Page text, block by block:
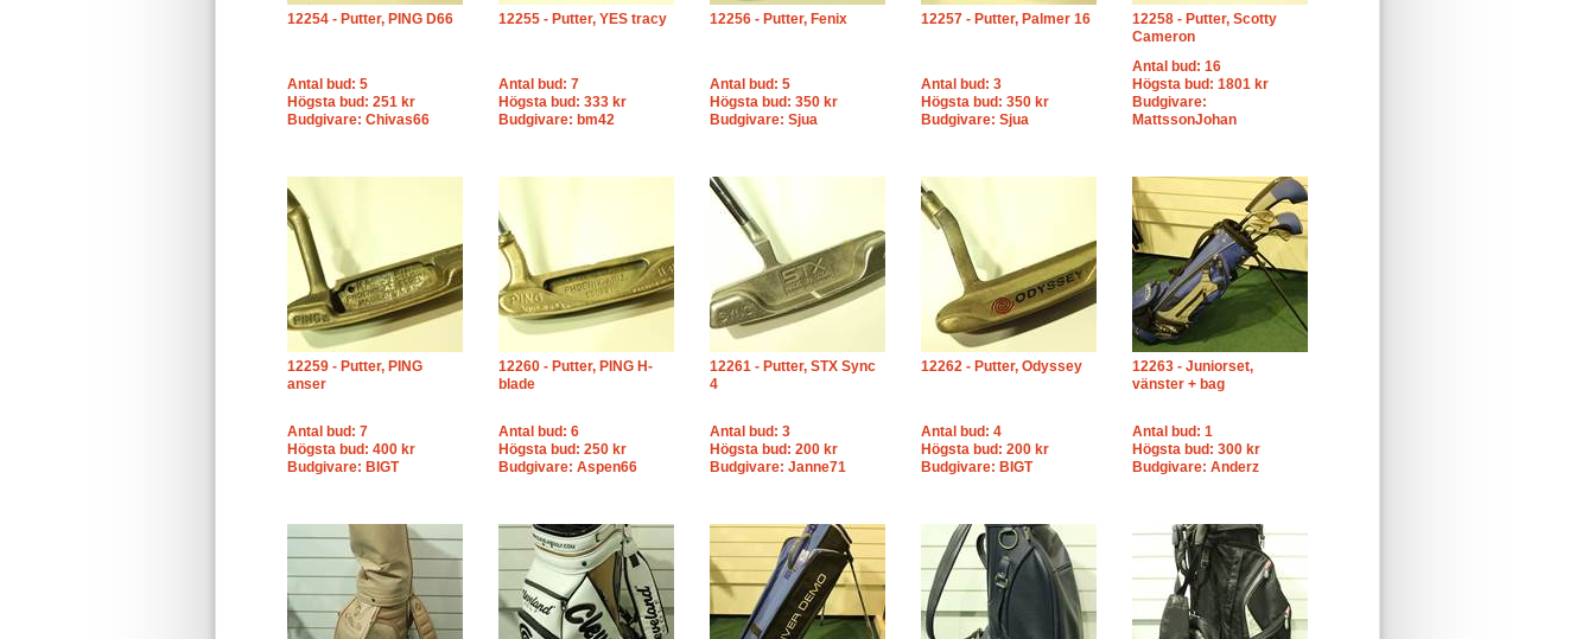
12254 - Putter, PING D66
Antal bud: 5
Högsta bud: 251 kr
Budgivare: Chivas66
12255 - Putter, YES tracy
Antal bud: 7
Högsta bud: 333 kr
Budgivare: bm42
12256 - Putter, Fenix
Antal bud: 5
Högsta bud: 350 kr
Budgivare: Sjua
12257 - Putter, Palmer 16
Antal bud: 3
Högsta bud: 350 kr
Budgivare: Sjua
12258 - Putter, Scotty
Cameron
Antal bud: 16
Högsta bud: 1801 kr
Budgivare:
MattssonJohan
12259 - Putter, PING
anser
Antal bud: 7
Högsta bud: 400 kr
Budgivare: BIGT
12260 - Putter, PING H-
blade
Antal bud: 6
Högsta bud: 250 kr
Budgivare: Aspen66
12261 - Putter, STX Sync
4
Antal bud: 3
Högsta bud: 200 kr
Budgivare: Janne71
12262 - Putter, Odyssey
Antal bud: 4
Högsta bud: 200 kr
Budgivare: BIGT
12263 - Juniorset,
vänster + bag
Antal bud: 1
Högsta bud: 300 kr
Budgivare: Anderz